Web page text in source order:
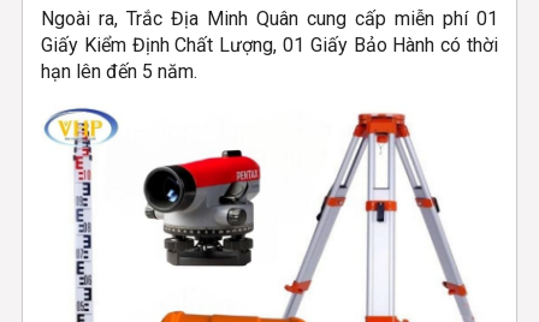
Ngoài ra, Trắc Địa Minh Quân cung cấp miễn phí 01
Giấy Kiểm Định Chất Lượng, 01 Giấy Bảo Hành có thời
hạn lên đến 5 năm.